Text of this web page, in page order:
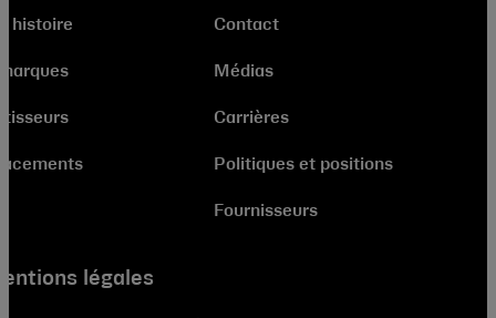
histoire Contact
Médias
Carrières
Politiques et positions
Fournisseurs
légales